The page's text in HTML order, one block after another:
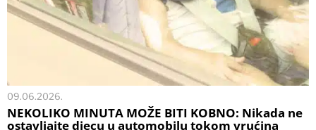
09.06.2026.
NEKOLIKO MINUTA MOŽE BITI KOBNO: Nikada ne
ostavljajte djecu u automobilu tokom vrućina